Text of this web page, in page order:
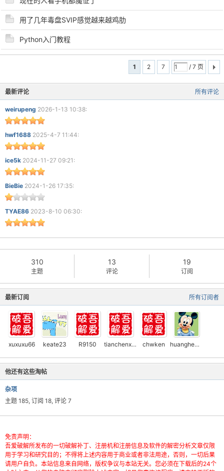
用了几年毒盘SVIP感觉越来越鸡肋
Python入门教程
1 2 7 / 7 页
所有评论
最新评论
weirupeng 2026-1-13 10:38:
hwf1688 2025-4-7 11:44:
ice5k 2024-11-27 09:21:
BieBie 2024-1-26 17:35:
TYAE86 2023-8-10 06:30:
310
主题
13
评论
19
订阅
所有订阅者
最新订阅
xuxuxu66 keate23 R9150 tianchenxinyu chwken huanghe302
他还有这些淘帖
杂项
主题 185, 订阅 18, 评论 7
免责声明：
吾爱破解所发布的一切破解补丁、注册机和注册信息及软件的解密分析文章仅限
用于学习和研究目的；不得将上述内容用于商业或者非法用途，否则，一切后果
请用户自负。本站信息来自网络，版权争议与本站无关。您必须在下载后的24个